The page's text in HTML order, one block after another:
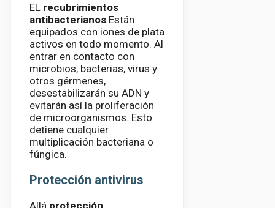
EL recubrimientos
antibacterianos Están
equipados con iones de plata
activos en todo momento. Al
entrar en contacto con
microbios, bacterias, virus y
otros gérmenes,
desestabilizarán su ADN y
evitarán así la proliferación
de microorganismos. Esto
detiene cualquier
multiplicación bacteriana o
fúngica.
Protección antivirus
Allá protección